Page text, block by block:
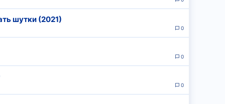
шутки (2021)
0
0
0